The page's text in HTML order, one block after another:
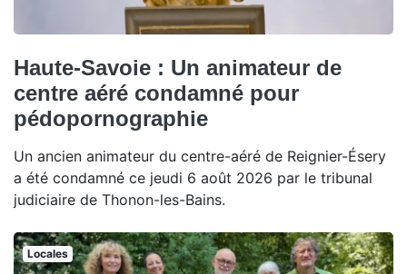
Haute-Savoie : Un animateur de
centre aéré condamné pour
pédopornographie
Un ancien animateur du centre-aéré de Reignier-Ésery
a été condamné ce jeudi 6 août 2026 par le tribunal
judiciaire de Thonon-les-Bains.
Locales